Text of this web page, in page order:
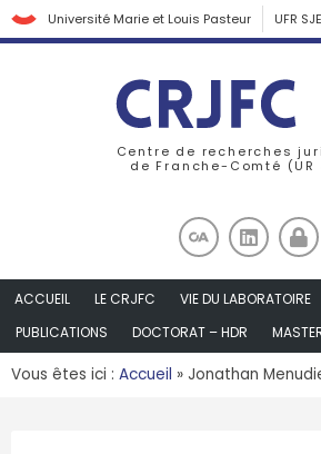
Université Marie et Louis Pasteur UFR
Centre de recherches
de Franche-Comté (UR
ACCUEIL LE CRJFC VIE DU LABORATOIRE
PUBLICATIONS
DOCTORAT – HDR
Vous êtes ici : Accueil » Jonathan